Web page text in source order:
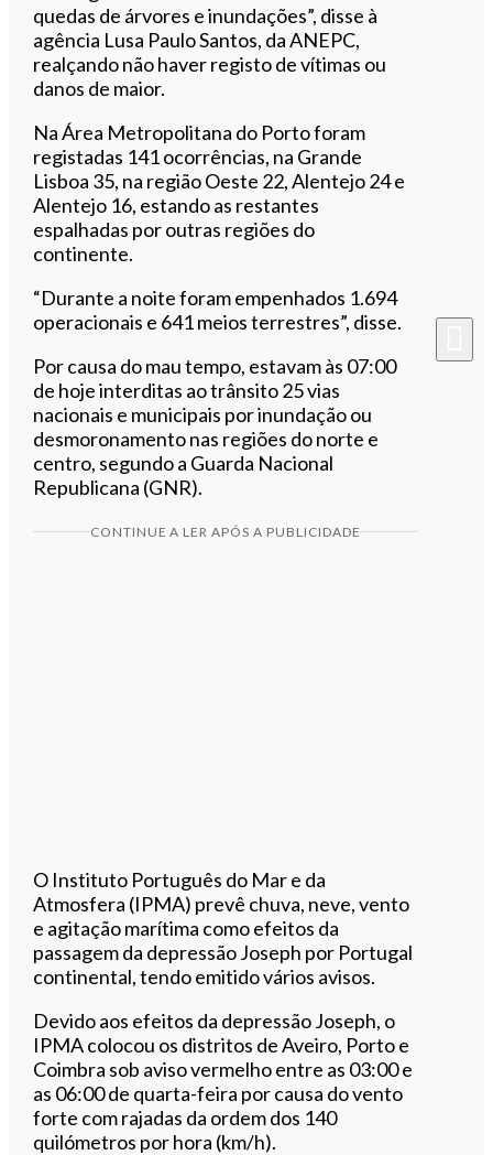
quedas de árvores e inundações”, disse à
agência Lusa Paulo Santos, da ANEPC,
realçando não haver registo de vítimas ou
danos de maior.
Na Área Metropolitana do Porto foram
registadas 141 ocorrências, na Grande
Lisboa 35, na região Oeste 22, Alentejo 24 e
Alentejo 16, estando as restantes
espalhadas por outras regiões do
continente.
“Durante a noite foram empenhados 1.694
operacionais e 641 meios terrestres”, disse.
Por causa do mau tempo, estavam às 07:00
de hoje interditas ao trânsito 25 vias
nacionais e municipais por inundação ou
desmoronamento nas regiões do norte e
centro, segundo a Guarda Nacional
Republicana (GNR).
CONTINUE A LER APÓS A PUBLICIDADE
O Instituto Português do Mar e da
Atmosfera (IPMA) prevê chuva, neve, vento
e agitação marítima como efeitos da
passagem da depressão Joseph por Portugal
continental, tendo emitido vários avisos.
Devido aos efeitos da depressão Joseph, o
IPMA colocou os distritos de Aveiro, Porto e
Coimbra sob aviso vermelho entre as 03:00 e
as 06:00 de quarta-feira por causa do vento
forte com rajadas da ordem dos 140
quilómetros por hora (km/h).